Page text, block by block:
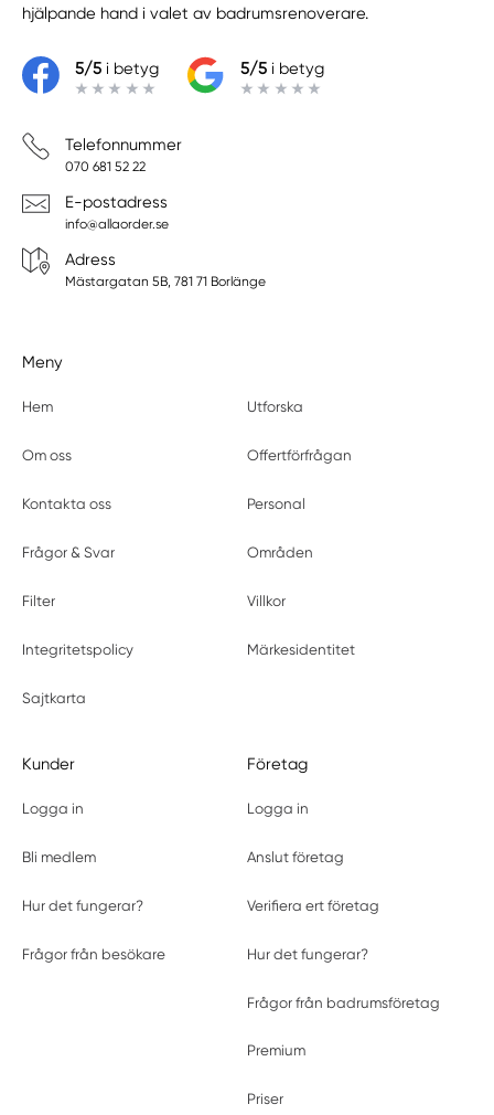
hjälpande hand i valet av badrumsrenoverare.
5/5i betyg 5/5i betyg
Telefonnummer
070 681 52 22
E-postadress
info@allaorder.se
Adress
Mästargatan 5B, 781 71 Borlänge
Meny
Hem Utforska
Om oss Offertförfrågan
Kontakta oss Personal
Frågor & Svar Områden
Filter Villkor
Integritetspolicy Märkesidentitet
Sajtkarta
Kunder
Logga in
Bli medlem
Hur det fungerar?
Frågor från besökare
Företag
Logga in
Anslut företag
Verifiera ert företag
Hur det fungerar?
Frågor från badrumsföretag
Premium
Priser